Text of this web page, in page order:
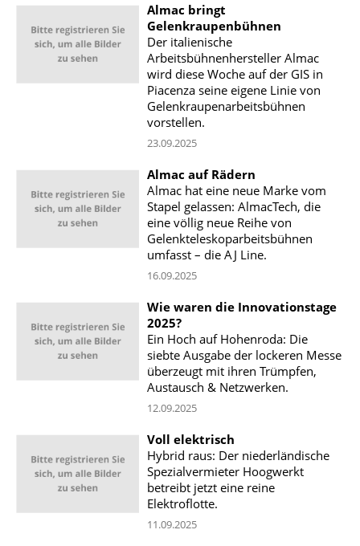
Almac bringt
Gelenkraupenbühnen
Der italienische
Arbeitsbühnenhersteller Almac
wird diese Woche auf der GIS in
Piacenza seine eigene Linie von
Gelenkraupenarbeitsbühnen
vorstellen.
23.09.2025
Almac auf Rädern
Almac hat eine neue Marke vom
Stapel gelassen: AlmacTech, die
eine völlig neue Reihe von
Gelenkteleskoparbeitsbühnen
umfasst – die AJ ​​Line.
16.09.2025
Wie waren die Innovationstage
2025?
Ein Hoch auf Hohenroda: Die
siebte Ausgabe der lockeren Messe
überzeugt mit ihren Trümpfen,
Austausch & Netzwerken.
12.09.2025
Voll elektrisch
Hybrid raus: Der niederländische
Spezialvermieter Hoogwerkt
betreibt jetzt eine reine
Elektroflotte.
11.09.2025